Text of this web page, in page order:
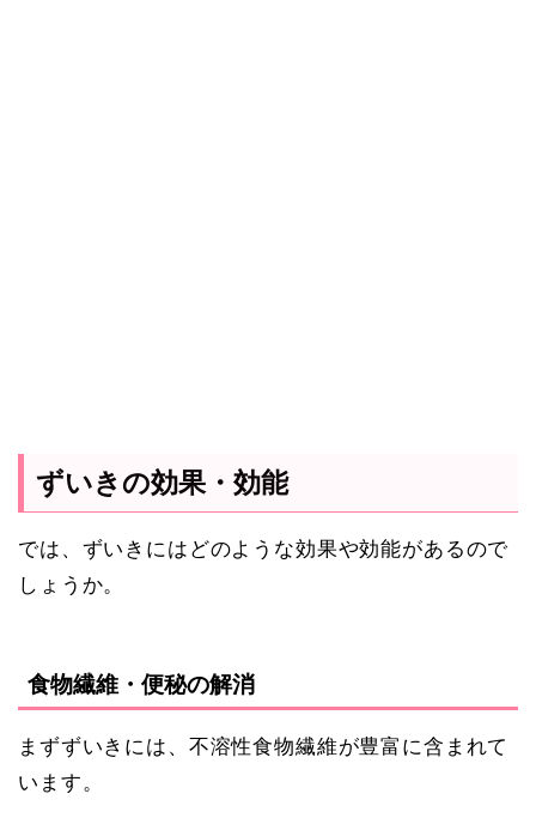
ずいきの効果・効能
では、ずいきにはどのような効果や効能があるので
しょうか。
食物繊維・便秘の解消
まずずいきには、不溶性食物繊維が豊富に含まれて
います。